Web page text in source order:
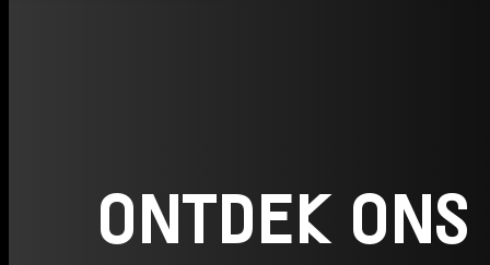
ONTDEK